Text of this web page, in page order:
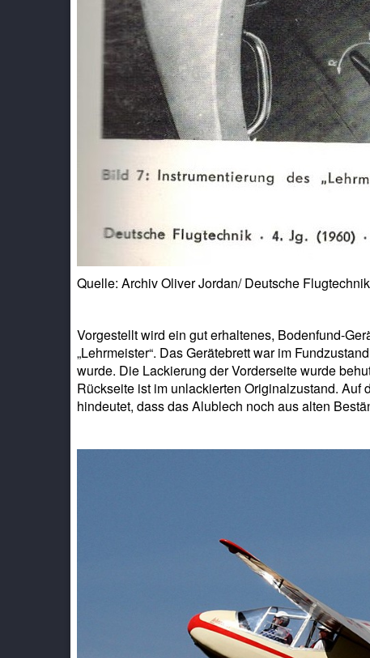
Quelle: Archiv Oliver Jordan/ Deutsche
Vorgestellt wird ein gut erhaltenes, Bodenfund-
„Lehrmeister“. Das Gerätebrett war im
wurde. Die Lackierung der Vorderseite wurde
Rückseite ist im unlackierten Originalzustand. Auf
hindeutet, dass das Alublech noch aus alten